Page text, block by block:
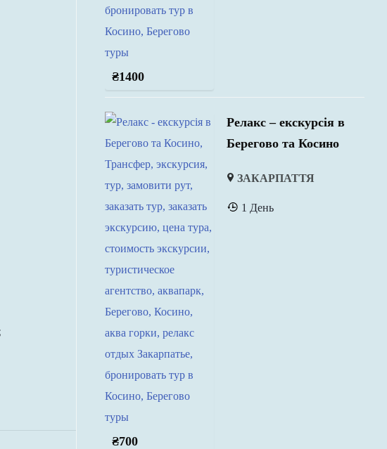
₴1400
₴700
Релакс – екскурсія в
Берегово та Косино
ЗАКАРПАТТЯ
1 День